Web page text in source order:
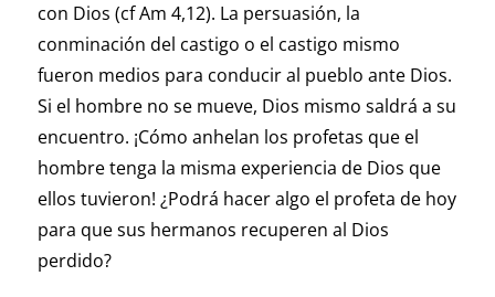
con Dios (cf Am 4,12). La persuasión, la
conminación del castigo o el castigo mismo
fueron medios para conducir al pueblo ante Dios.
Si el hombre no se mueve, Dios mismo saldrá a su
encuentro. ¡Cómo anhelan los profetas que el
hombre tenga la misma experiencia de Dios que
ellos tuvieron! ¿Podrá hacer algo el profeta de hoy
para que sus hermanos recuperen al Dios
perdido?